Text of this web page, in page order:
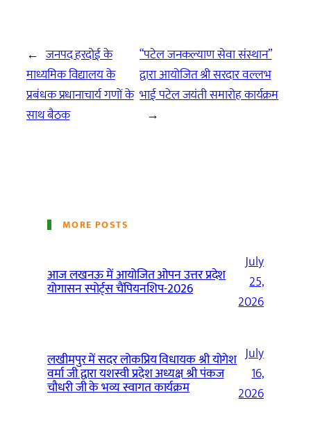
← जनपद हरदोई के
माध्यमिक विद्यालय के
प्रबंधक प्रधानाचार्य गणों के
साथ बैठक
“पटेल जनकल्याण सेवा संस्थान”
द्वारा आयोजित श्री सरदार वल्लभ
भाई पटेल जयंती समारोह कार्यक्रम
→
MORE POSTS
आज लखनऊ में आयोजित ओपन उत्तर प्रदेश
योगासन स्पोर्ट्स चैंपियनशिप-2026
July
25,
2026
लखीमपुर में सदर लोकप्रिय विधायक श्री योगेश
वर्मा जी द्वारा यशस्वी प्रदेश अध्यक्ष श्री पंकज
चौधरी जी के भव्य स्वागत कार्यक्रम
July
16,
2026